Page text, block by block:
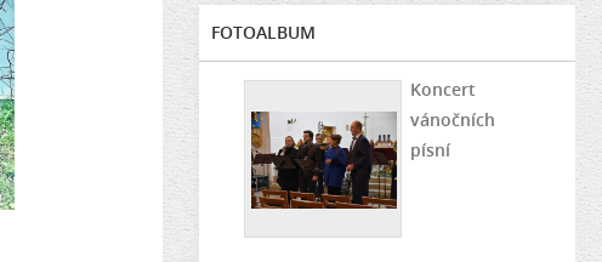
FOTOALBUM
Koncert
vánočních
písní